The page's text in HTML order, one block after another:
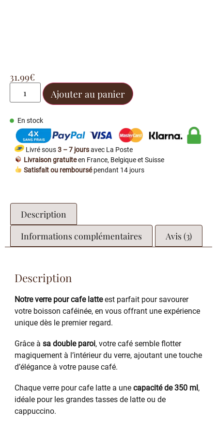
31.99€
Ajouter au panier
En stock
Livré sous3 – 7 joursavec La Poste
Livraison gratuiteen France, Belgique et Suisse
Satisfait ou remboursépendant 14 jours
Description
Informations complémentaires
Avis (3)
Description
Notre verre pour cafe latteest parfait pour savourer
votre boisson caféinée, en vous offrant une expérience
unique dès le premier regard.
Grâce à sa double paroi, votre café semble flotter
magiquement à l’intérieur du verre, ajoutant une touche
d’élégance à votre pause café.
Chaque verre pour cafe latte a une capacité de 350 ml,
idéale pour les grandes tasses de latte ou de
cappuccino.